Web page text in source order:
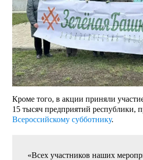
Кроме того, в акции приняли
15 тысяч предприятий республики,
Всероссийскому субботнику.
«Всех участников наших